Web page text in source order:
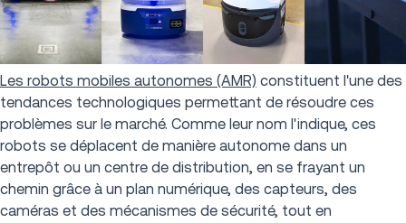
Les robots mobiles autonomes (AMR) constituent l'une des
tendances technologiques permettant de résoudre ces
problèmes sur le marché. Comme leur nom l'indique, ces
robots se déplacent de manière autonome dans un
entrepôt ou un centre de distribution, en se frayant un
chemin grâce à un plan numérique, des capteurs, des
caméras et des mécanismes de sécurité, tout en